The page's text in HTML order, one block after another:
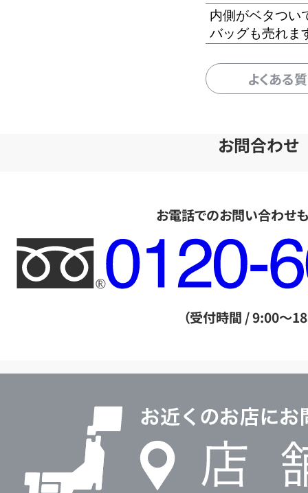
内側がベタつい
バッグも売れま
よくある
お問合わせ
お電話でのお問い合わせ
フ
リ
ー
ル
（受付時間 / 9:00～